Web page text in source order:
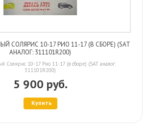
СОЛЯРИС 10-17 РИО 11-17 (В СБОРЕ) (SAT
АНАЛОГ: 311101R200)
Солярис 10-17 Рио 11-17 (в сборе) (SAT аналог:
311101R200)
5 900 руб.
Купить